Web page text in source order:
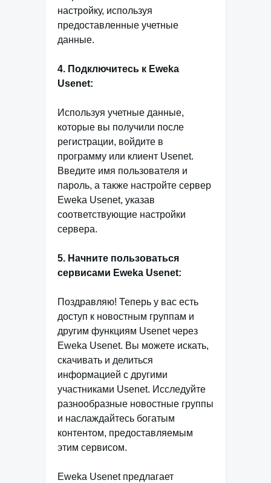
настройку, используя
предоставленные учетные
данные.
4. Подключитесь к Eweka
Usenet:
Используя учетные данные,
которые вы получили после
регистрации, войдите в
программу или клиент Usenet.
Введите имя пользователя и
пароль, а также настройте сервер
Eweka Usenet, указав
соответствующие настройки
сервера.
5. Начните пользоваться
сервисами Eweka Usenet:
Поздравляю! Теперь у вас есть
доступ к новостным группам и
другим функциям Usenet через
Eweka Usenet. Вы можете искать,
скачивать и делиться
информацией с другими
участниками Usenet. Исследуйте
разнообразные новостные группы
и наслаждайтесь богатым
контентом, предоставляемым
этим сервисом.
Eweka Usenet предлагает